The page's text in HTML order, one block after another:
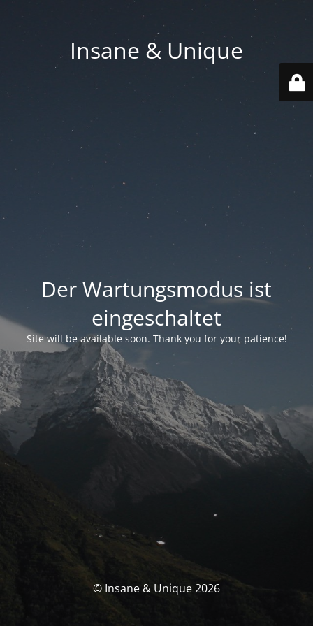
Insane & Unique
Der Wartungsmodus ist
eingeschaltet
Site will be available soon. Thank you for your patience!
© Insane & Unique 2026